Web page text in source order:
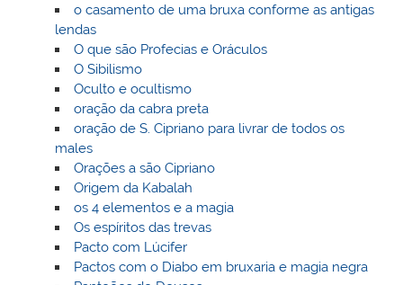
o casamento de uma bruxa conforme as antigas
lendas
O que são Profecias e Oráculos
O Sibilismo
Oculto e ocultismo
oração da cabra preta
oração de S. Cipriano para livrar de todos os
males
Orações a são Cipriano
Origem da Kabalah
os 4 elementos e a magia
Os espíritos das trevas
Pacto com Lúcifer
Pactos com o Diabo em bruxaria e magia negra